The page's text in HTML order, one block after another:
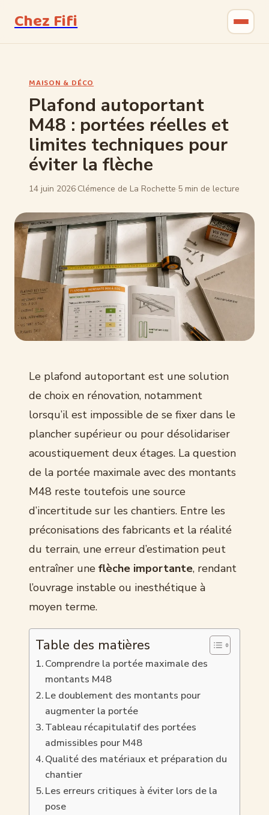
Chez Fifi
Bricolage
Jardinage
Maison & Déco
MAISON & DÉCO
Plafond autoportant
M48 : portées réelles et
limites techniques pour
éviter la flèche
14 juin 2026·Clémence de La Rochette·5 min de lecture
Le plafond autoportant est une solution
de choix en rénovation, notamment
lorsqu’il est impossible de se fixer dans le
plancher supérieur ou pour désolidariser
acoustiquement deux étages. La question
de la portée maximale avec des montants
M48 reste toutefois une source
d’incertitude sur les chantiers. Entre les
préconisations des fabricants et la réalité
du terrain, une erreur d’estimation peut
entraîner une flèche importante, rendant
l’ouvrage instable ou inesthétique à
moyen terme.
Table des matières
Comprendre la portée maximale des
montants M48
Le doublement des montants pour
augmenter la portée
Tableau récapitulatif des portées
admissibles pour M48
Qualité des matériaux et préparation du
chantier
Les erreurs critiques à éviter lors de la
pose